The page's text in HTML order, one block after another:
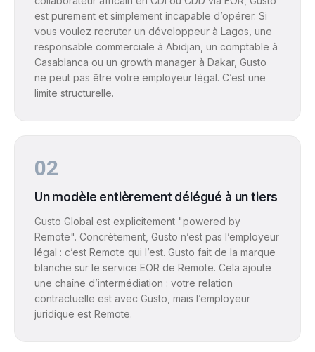
est purement et simplement incapable d’opérer. Si
vous voulez recruter un développeur à Lagos, une
responsable commerciale à Abidjan, un comptable à
Casablanca ou un growth manager à Dakar, Gusto
ne peut pas être votre employeur légal. C’est une
limite structurelle.
02
Un modèle entièrement délégué à un tiers
Gusto Global est explicitement "powered by
Remote". Concrètement, Gusto n’est pas l’employeur
légal : c’est Remote qui l’est. Gusto fait de la marque
blanche sur le service EOR de Remote. Cela ajoute
une chaîne d’intermédiation : votre relation
contractuelle est avec Gusto, mais l’employeur
juridique est Remote.